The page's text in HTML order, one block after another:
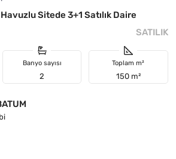
Sitede 3+1 Satılık Daire
SATILIK
Banyo sayısı
2
Toplam m²
150 m²